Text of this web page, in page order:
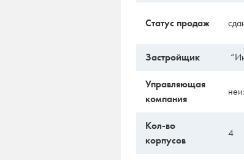
Статус продаж
Застройщик
Управляющая
компания
Кол-во
корпусов
4